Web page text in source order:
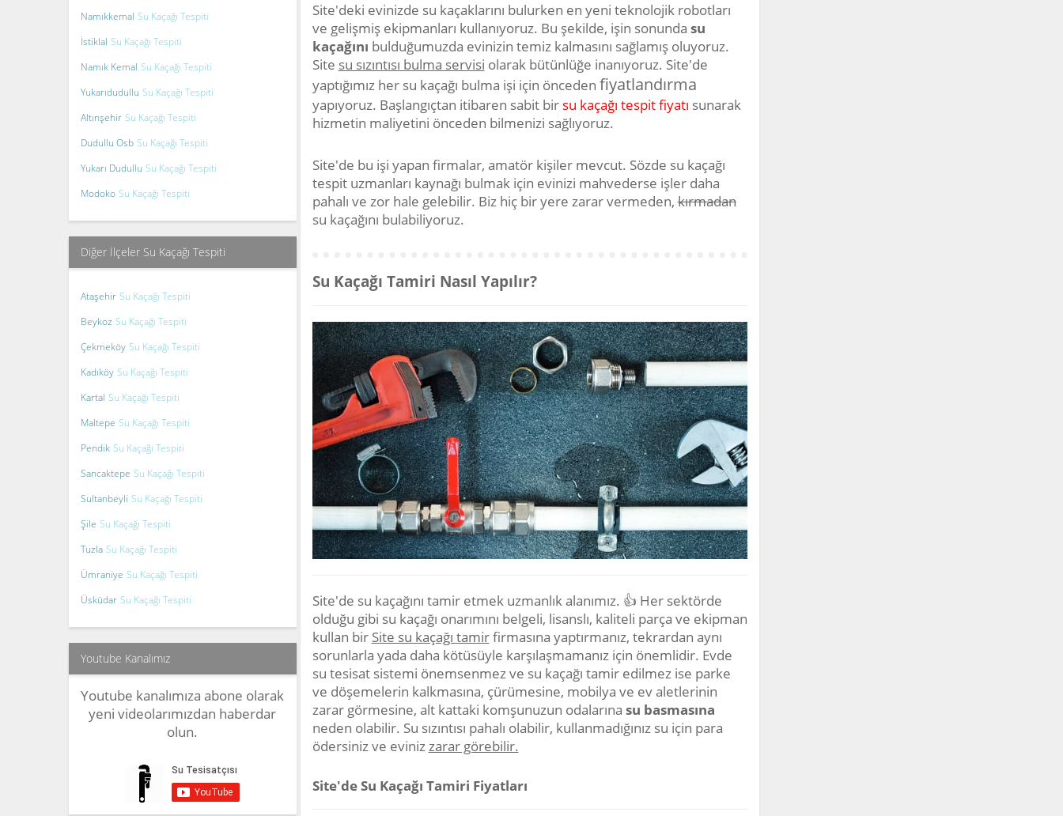
Site'deki evinizde su kaçaklarını bulurken en yeni teknolojik robotları
ve gelişmiş ekipmanları kullanıyoruz. Bu şekilde, işin sonunda su
kaçağını bulduğumuzda evinizin temiz kalmasını sağlamış oluyoruz.
Site su sızıntısı bulma servisi olarak bütünlüğe inanıyoruz. Site'de
yaptığımız her su kaçağı bulma işi için önceden fiyatlandırma
yapıyoruz. Başlangıçtan itibaren sabit bir su kaçağı tespit fiyatı sunarak
hizmetin maliyetini önceden bilmenizi sağlıyoruz.
Site'de bu işi yapan firmalar, amatör kişiler mevcut. Sözde su kaçağı
tespit uzmanları kaynağı bulmak için evinizi mahvederse işler daha
pahalı ve zor hale gelebilir. Biz hiç bir yere zarar vermeden,kırmadan
su kaçağını bulabiliyoruz.
Su Kaçağı Tamiri Nasıl Yapılır?
Site'de su kaçağını tamir etmek uzmanlık alanımız. 👍 Her sektörde
olduğu gibi su kaçağı onarımını belgeli, lisanslı, kaliteli parça ve ekipman
kullan bir Site su kaçağı tamirfirmasına yaptırmanız, tekrardan aynı
sorunlarla yada daha kötüsüyle karşılaşmamanız için önemlidir. Evde
su tesisat sistemi önemsenmez ve su kaçağı tamir edilmez ise parke
ve döşemelerin kalkmasına, çürümesine, mobilya ve ev aletlerinin
zarar görmesine, alt kattaki komşunuzun odalarına su basmasına
neden olabilir. Su sızıntısı pahalı olabilir, kullanmadığınız su için para
ödersiniz ve evinizzarar görebilir.
Site'de Su Kaçağı Tamiri Fiyatları
Namıkkemal Su Kaçağı Tespiti
İstiklal Su Kaçağı Tespiti
Namık Kemal Su Kaçağı Tespiti
Yukarıdudullu Su Kaçağı Tespiti
Altınşehir Su Kaçağı Tespiti
Dudullu Osb Su Kaçağı Tespiti
Yukarı Dudullu Su Kaçağı Tespiti
Modoko Su Kaçağı Tespiti
Diğer İlçeler Su Kaçağı Tespiti
Ataşehir Su Kaçağı Tespiti
Beykoz Su Kaçağı Tespiti
Çekmeköy Su Kaçağı Tespiti
Kadıköy Su Kaçağı Tespiti
Kartal Su Kaçağı Tespiti
Maltepe Su Kaçağı Tespiti
Pendik Su Kaçağı Tespiti
Sancaktepe Su Kaçağı Tespiti
Sultanbeyli Su Kaçağı Tespiti
Şile Su Kaçağı Tespiti
Tuzla Su Kaçağı Tespiti
Ümraniye Su Kaçağı Tespiti
Üsküdar Su Kaçağı Tespiti
Youtube Kanalımız
Youtube kanalımıza abone olarak
yeni videolarımızdan haberdar
olun.